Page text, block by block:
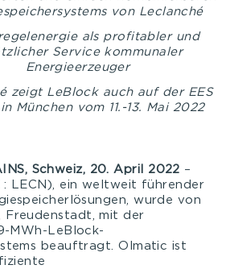
von Leclanché
als profitabler und
Service kommunaler
Energieerzeuger
zeigt LeBlock auch auf der EES
München vom 11.-13. Mai 2022
Schweiz, 20. April 2022 –
: LECN), ein weltweit führender
wurde von
Freudenstadt, mit der
MWh-LeBlock-
beauftragt. Olmatic ist